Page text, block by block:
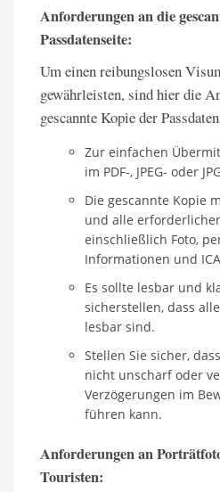
Anforderungen an die
Passdatenseite:
Um einen reibungslosen
gewährleisten, sind hier die
gescannte Kopie der
Zur einfachen
im PDF-, JPEG- oder
Die gescannte Kopie
und alle
einschließlich Foto,
Informationen und
Es sollte lesbar und
sicherstellen, dass
lesbar sind.
Stellen Sie sicher,
nicht unscharf oder
Verzögerungen im
führen kann.
Anforderungen an
Touristen: